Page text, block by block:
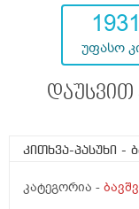
უფასო
დაუსვით
კითხვა-პასუხი -
კატეგორია -